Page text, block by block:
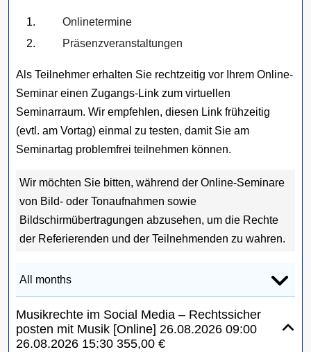
Onlinetermine
Präsenzveranstaltungen
Als Teilnehmer erhalten Sie rechtzeitig vor Ihrem Online-
Seminar einen Zugangs-Link zum virtuellen
Seminarraum. Wir empfehlen, diesen Link frühzeitig
(evtl. am Vortag) einmal zu testen, damit Sie am
Seminartag problemfrei teilnehmen können.
Wir möchten Sie bitten, während der Online-Seminare
von Bild- oder Tonaufnahmen sowie
Bildschirmübertragungen abzusehen, um die Rechte
der Referierenden und der Teilnehmenden zu wahren.
Musikrechte im Social Media – Rechtssicher
posten mit Musik [Online] 26.08.2026 09:00
26.08.2026 15:30 355,00 €